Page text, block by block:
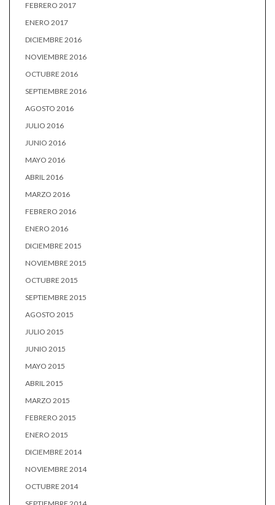
FEBRERO 2017
ENERO 2017
DICIEMBRE 2016
NOVIEMBRE 2016
OCTUBRE 2016
SEPTIEMBRE 2016
AGOSTO 2016
JULIO 2016
JUNIO 2016
MAYO 2016
ABRIL 2016
MARZO 2016
FEBRERO 2016
ENERO 2016
DICIEMBRE 2015
NOVIEMBRE 2015
OCTUBRE 2015
SEPTIEMBRE 2015
AGOSTO 2015
JULIO 2015
JUNIO 2015
MAYO 2015
ABRIL 2015
MARZO 2015
FEBRERO 2015
ENERO 2015
DICIEMBRE 2014
NOVIEMBRE 2014
OCTUBRE 2014